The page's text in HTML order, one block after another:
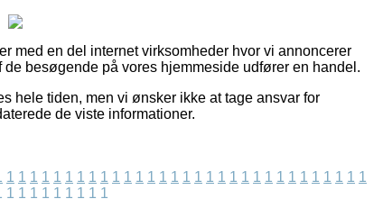
med en del internet virksomheder hvor vi annoncerer
besøgende på vores hjemmeside udfører en handel.
hele tiden, men vi ønsker ikke at tage ansvar for
de viste informationer.
1 1 1 1 1 1 1 1 1 1 1 1 1 1 1 1 1 1 1 1 1 1 1 1 1 1 1 1 1 1 1
1 1 1 1 1 1 1 1 1